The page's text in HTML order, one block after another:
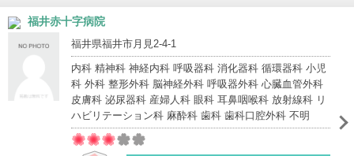
福井赤十字病院
福井県福井市月見2-4-1
内科 精神科 神経内科 呼吸器科 消化器科 循環器科 小児
科 外科 整形外科 脳神経外科 呼吸器外科 心臓血管外科
皮膚科 泌尿器科 産婦人科 眼科 耳鼻咽喉科 放射線科 リ
ハビリテーション科 麻酔科 歯科 歯科口腔外科 不明